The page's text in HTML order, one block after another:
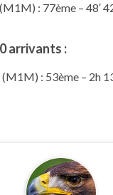
(M1M) : 77ème – 48′
arrivants :
(M1M) : 53ème – 2h